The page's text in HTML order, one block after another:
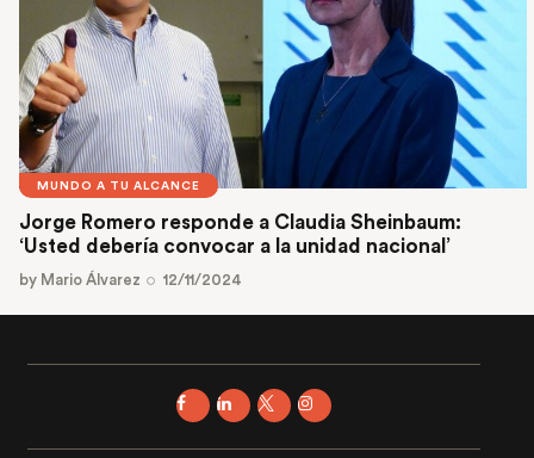
MUNDO A TU ALCANCE
Jorge Romero responde a Claudia Sheinbaum:
‘Usted debería convocar a la unidad nacional’
by Mario Álvarez 12/11/2024